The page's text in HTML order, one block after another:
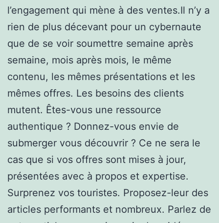
l’engagement qui mène à des ventes.Il n’y a
rien de plus décevant pour un cybernaute
que de se voir soumettre semaine après
semaine, mois après mois, le même
contenu, les mêmes présentations et les
mêmes offres. Les besoins des clients
mutent. Êtes-vous une ressource
authentique ? Donnez-vous envie de
submerger vous découvrir ? Ce ne sera le
cas que si vos offres sont mises à jour,
présentées avec à propos et expertise.
Surprenez vos touristes. Proposez-leur des
articles performants et nombreux. Parlez de